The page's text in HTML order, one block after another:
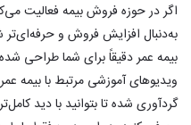
اگر در حوزه فروش بیمه فعالیت
به‌دنبال افزایش فروش و
بیمه عمر دقیقاً برای شما طراحی
ویدیوهای آموزشی مرتبط با بیمه
گردآوری شده تا بتوانید با دید